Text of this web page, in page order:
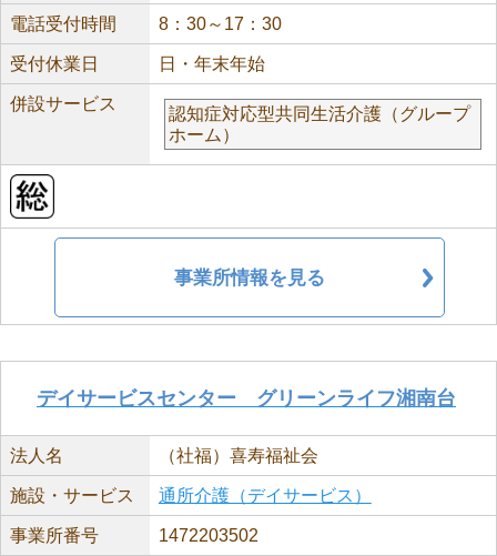
電話受付時間 8：30～17：30
受付休業日 日・年末年始
併設サービス
認知症対応型共同生活介護（グループ
ホーム）
事業所情報を見る
デイサービスセンター グリーンライフ湘南台
法人名 （社福）喜寿福祉会
施設・サービス 通所介護（デイサービス）
事業所番号 1472203502